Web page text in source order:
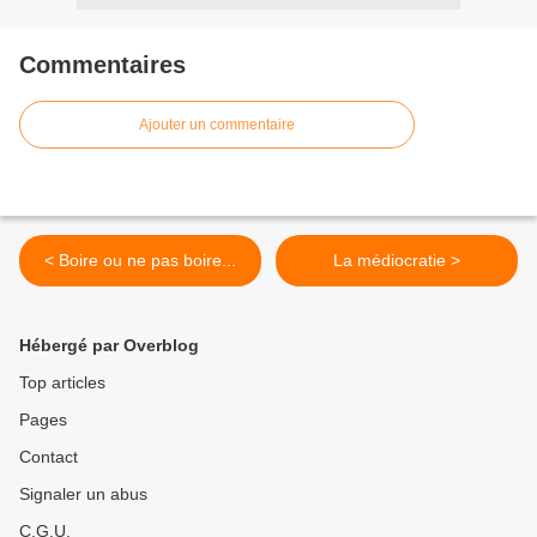
Commentaires
Ajouter un commentaire
< Boire ou ne pas boire... La médiocratie >
Hébergé par Overblog
Top articles
Pages
Contact
Signaler un abus
C.G.U.